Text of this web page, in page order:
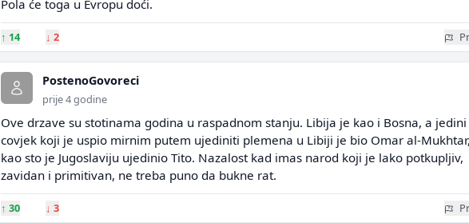
Pola će toga u Evropu doći.
↑ 14 ↓ 2
PostenoGovoreci
prije 4 godine
Ove drzave su stotinama godina u raspadnom stanju. Libija je kao i Bosna, a jedini
covjek koji je uspio mirnim putem ujediniti plemena u Libiji je bio Omar al-Mukhtar,
kao sto je Jugoslaviju ujedinio Tito. Nazalost kad imas narod koji je lako potkupljiv,
zavidan i primitivan, ne treba puno da bukne rat.
↑ 30 ↓ 3